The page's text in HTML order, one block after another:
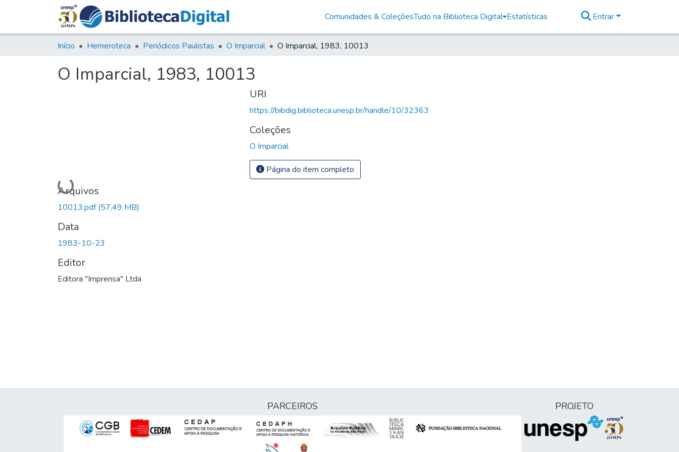
Comunidades & ColeçõesTudo na Biblioteca Digital Estatísticas Entrar
Início Hemeroteca Periódicos Paulistas O Imparcial O Imparcial, 1983, 10013
O Imparcial, 1983, 10013
Carregando...
Arquivos
10013.pdf(57,49 MB)
Data
1983-10-23
Editor
Editora "Imprensa" Ltda
URI
https://bibdig.biblioteca.unesp.br/handle/10/32363
Coleções
O Imparcial
Página do item completo
PARCEIROS PROJETO